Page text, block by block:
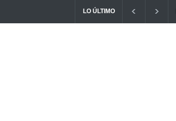
LO ÚLTIMO